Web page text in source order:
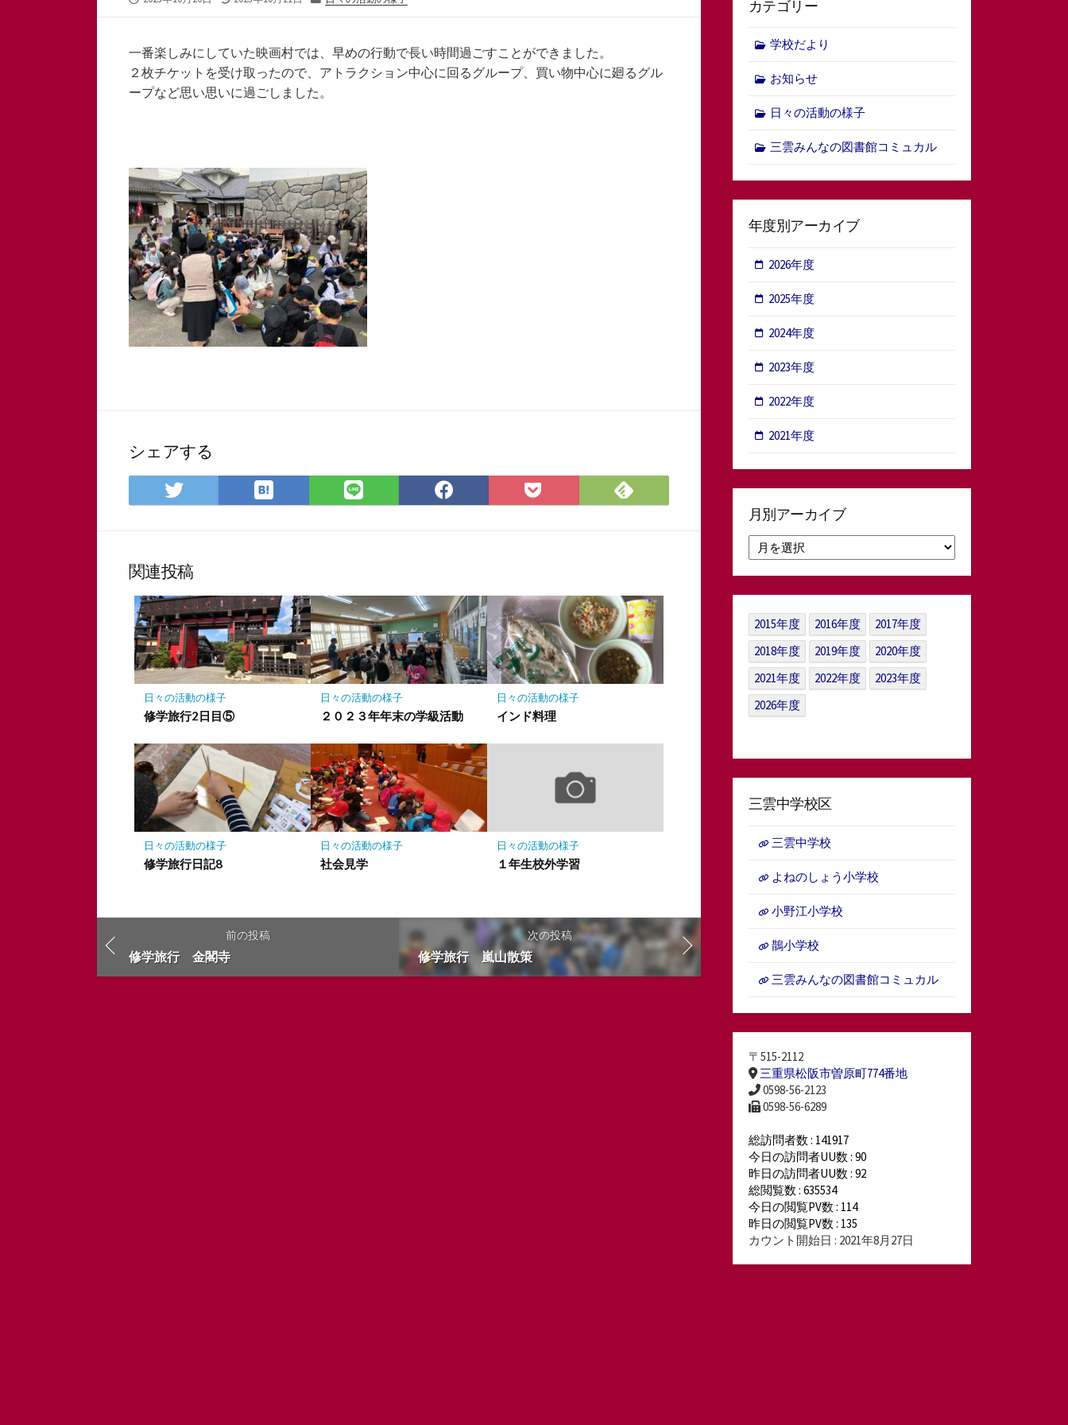
日
リ
一番楽しみにしていた映画村では、早めの行動で長い時間過ごすことができました。
２枚チケットを受け取ったので、アトラクション中心に回るグループ、買い物中心に廻るグル
ープなど思い思いに過ごしました。
シェアする
Twitter
で
ア
は
て
マ
ー
ク
に
保
LINE
で
Facebook
で
Pocket
に
Feedly
で
関連投稿
日々の活動の様子
修学旅行2日目⑤
日々の活動の様子
２０２３年年末の学級活動
日々の活動の様子
インド料理
日々の活動の様子
修学旅行日記8
日々の活動の様子
社会見学
日々の活動の様子
１年生校外学習
前の投稿
修学旅行 金閣寺
次の投稿
修学旅行 嵐山散策
カテゴリー
学校だより
お知らせ
日々の活動の様子
三雲みんなの図書館コミュカル
年度別アーカイブ
2026年度
2025年度
2024年度
2023年度
2022年度
2021年度
月別アーカイブ
別
ア
ー
カ
イ
ブ
2015年度 2016年度
2017年度
2018年度
2019年度
2020年度
2021年度
2022年度
2023年度
2026年度
三雲中学校区
三雲中学校
よねのしょう小学校
小野江小学校
鵲小学校
三雲みんなの図書館コミュカル
〒515-2112
三重県松阪市曽原町774番地
0598-56-2123
0598-56-6289
総訪問者数 : 141917
今日の訪問者UU数 : 90
昨日の訪問者UU数 : 92
総閲覧数 : 635534
今日の閲覧PV数 : 114
昨日の閲覧PV数 : 135
カウント開始日 : 2021年8月27日